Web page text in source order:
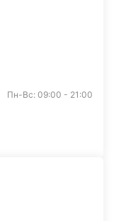
Пн-Вс: 09:00 - 21:00